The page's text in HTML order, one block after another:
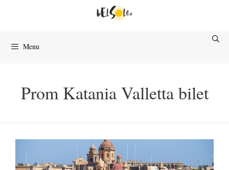
Menu
Prom Katania Valletta bilet